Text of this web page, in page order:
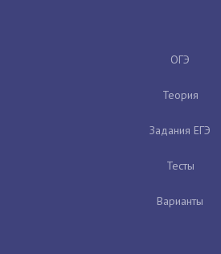
ОГЭ
Теория
Задания ЕГЭ
Тесты
Варианты